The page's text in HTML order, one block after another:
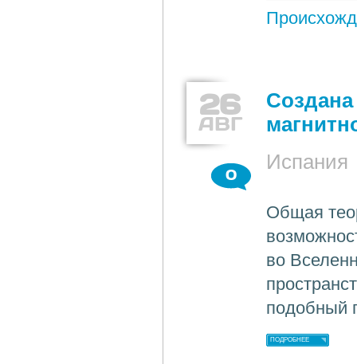
26
АВГ
Испания
0
Общая
во
подобный
ПОДРОБНЕЕ